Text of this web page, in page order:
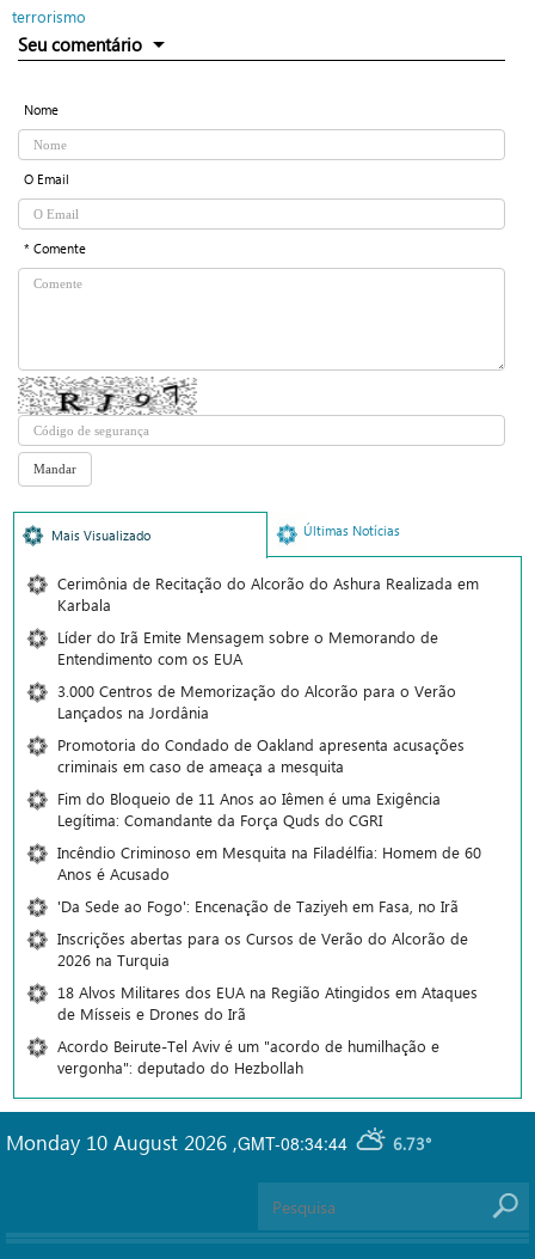
terrorismo
Seu comentário
Nome
O Email
* Comente
Mais Visualizado Últimas Notícias
Cerimônia de Recitação do Alcorão do Ashura Realizada em
Karbala
Líder do Irã Emite Mensagem sobre o Memorando de
Entendimento com os EUA
3.000 Centros de Memorização do Alcorão para o Verão
Lançados na Jordânia
Promotoria do Condado de Oakland apresenta acusações
criminais em caso de ameaça a mesquita
Fim do Bloqueio de 11 Anos ao Iêmen é uma Exigência
Legítima: Comandante da Força Quds do CGRI
Incêndio Criminoso em Mesquita na Filadélfia: Homem de 60
Anos é Acusado
'Da Sede ao Fogo': Encenação de Taziyeh em Fasa, no Irã
Inscrições abertas para os Cursos de Verão do Alcorão de
2026 na Turquia
18 Alvos Militares dos EUA na Região Atingidos em Ataques
de Mísseis e Drones do Irã
Acordo Beirute-Tel Aviv é um "acordo de humilhação e
vergonha": deputado do Hezbollah
GMT-08:34:44 6.73°
Monday 10 August 2026 ,